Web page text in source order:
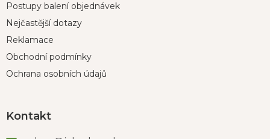
Postupy balení objednávek
Nejčastější dotazy
Reklamace
Obchodní podmínky
Ochrana osobních údajů
Kontakt